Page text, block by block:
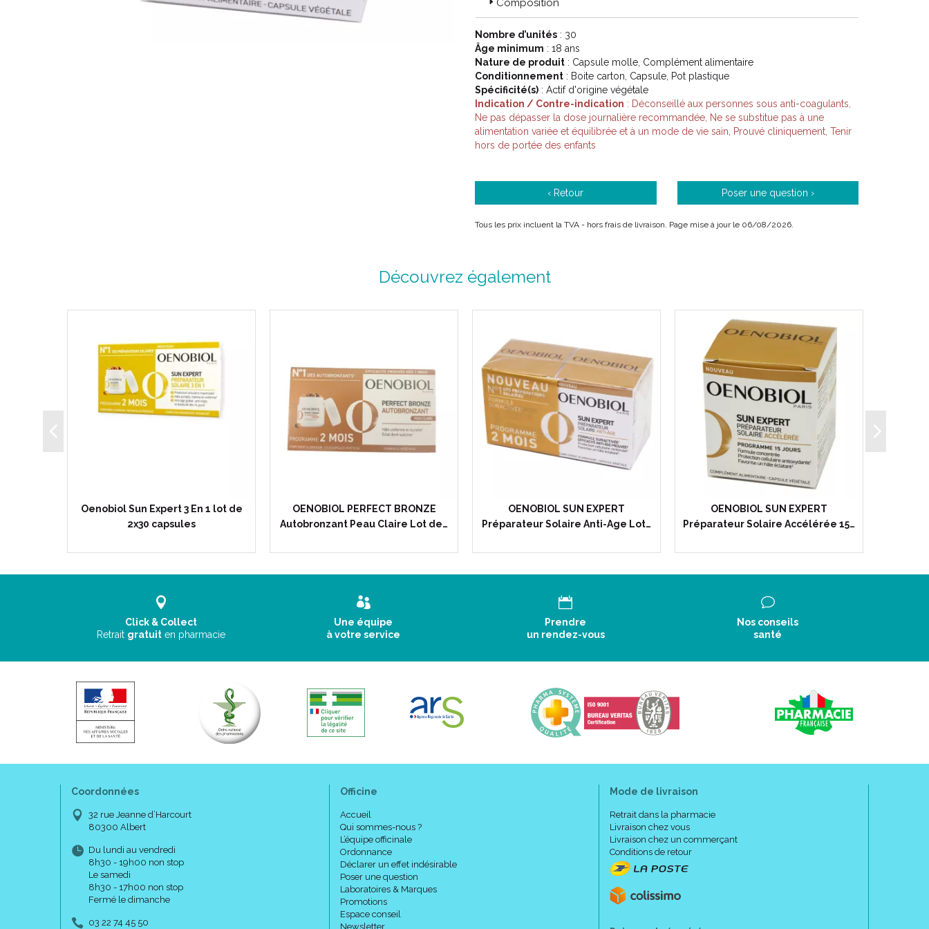
Composition
Nombre d’unités : 30
Âge minimum : 18 ans
Nature de produit : Capsule molle, Complément alimentaire
Conditionnement : Boite carton, Capsule, Pot plastique
Spécificité(s) : Actif d'origine végétale
Indication / Contre-indication : Déconseillé aux personnes sous anti-coagulants,
Ne pas dépasser la dose journalière recommandée, Ne se substitue pas à une
alimentation variée et équilibrée et à un mode de vie sain, Prouvé cliniquement, Tenir
hors de portée des enfants
‹ Retour Poser une question ›
Tous les prix incluent la TVA - hors frais de livraison. Page mise à jour le 06/08/2026.
Découvrez également
Oenobiol Sun Expert 3 En 1 lot de
2x30 capsules
OENOBIOL PERFECT BRONZE
Autobronzant Peau Claire Lot de…
OENOBIOL SUN EXPERT
Préparateur Solaire Anti-Age Lot…
OENOBIOL SUN EXPERT
Préparateur Solaire Accélérée 15…
Click & Collect
Retrait gratuit en pharmacie
Une équipe
à votre service
Prendre
un rendez-vous
Nos conseils
santé
Coordonnées
32 rue Jeanne d’Harcourt
80300 Albert
Du lundi au vendredi
8h30 - 19h00 non stop
Le samedi
8h30 - 17h00 non stop
Fermé le dimanche
03 22 74 45 50
Officine
Accueil
Qui sommes-nous ?
L’équipe officinale
Ordonnance
Déclarer un effet indésirable
Poser une question
Laboratoires & Marques
Promotions
Espace conseil
Newsletter
Mode de livraison
Retrait dans la pharmacie
Livraison chez vous
Livraison chez un commerçant
Conditions de retour